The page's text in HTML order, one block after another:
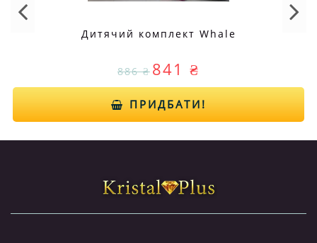
Дитячий комплект Whale
886 ₴ 841 ₴
ПРИДБАТИ!